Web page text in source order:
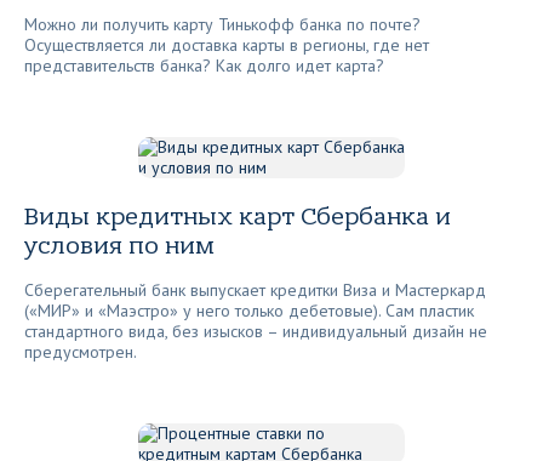
Можно ли получить карту Тинькофф банка по почте?
Осуществляется ли доставка карты в регионы, где нет
представительств банка? Как долго идет карта?
Виды кредитных карт Сбербанка и
условия по ним
Сберегательный банк выпускает кредитки Виза и Мастеркард
(«МИР» и «Маэстро» у него только дебетовые). Сам пластик
стандартного вида, без изысков – индивидуальный дизайн не
предусмотрен.